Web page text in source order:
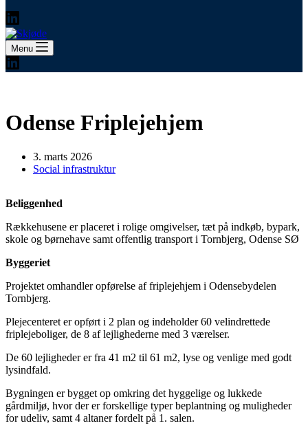
Menu
Odense Friplejehjem
3. marts 2026
Social infrastruktur
Beliggenhed
Rækkehusene er placeret i rolige omgivelser, tæt på indkøb, bypark,
skole og børnehave samt offentlig transport i Tornbjerg, Odense SØ
Byggeriet
Projektet omhandler opførelse af friplejehjem i Odensebydelen
Tornbjerg.
Plejecenteret er opført i 2 plan og indeholder 60 velindrettede
friplejeboliger, de 8 af lejlighederne med 3 værelser.
De 60 lejligheder er fra 41 m2 til 61 m2, lyse og venlige med godt
lysindfald.
Bygningen er bygget op omkring det hyggelige og lukkede
gårdmiljø, hvor der er forskellige typer beplantning og muligheder
for udeliv, samt 4 altaner fordelt på 1. salen.